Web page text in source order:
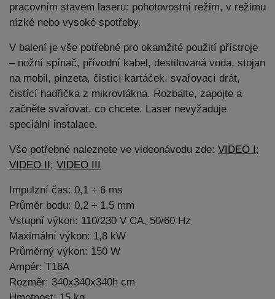
pracovním stavem laseru: pohotovostní režim, v režimu
nízké nebo vysoké spotřeby.
V balení je vše potřebné pro okamžité použití přístroje
– nožní spínač, přívodní kabel, destilovaná voda, stojan
na mobil, pinzeta, čistící kartáček, svařovací drát,
čistící hadřička z mikrovlákna. Rozbalte, zapojte a
začněte svařovat, co chcete. Laser nevyžaduje
speciální instalace.
Vše potřebné naleznete ve videonávodu zde: VIDEO I;
VIDEO II; VIDEO III
Impulzní čas: 0,1 ÷ 6 ms
Průměr bodu: 0,2 ÷ 1,5 mm
Vstupní výkon: 110/230 V CA, 50/60 Hz
Maximální výkon: 1,8 kW
Průměrný výkon: 150 W
Ampér: T16A
Rozměr: 340x340x340h cm